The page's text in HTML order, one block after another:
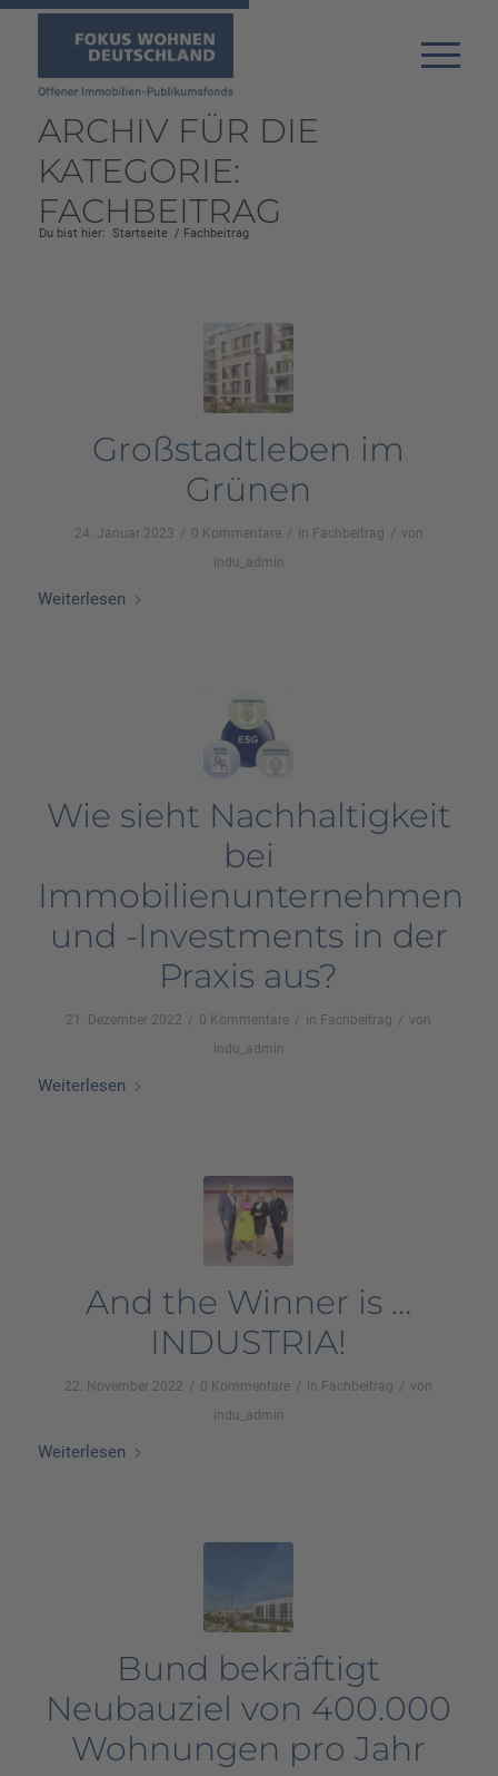
ARCHIV FÜR DIE
KATEGORIE:
FACHBEITRAG
Du bist hier: Startseite / Fachbeitrag
Großstadtleben im
Grünen
24. Januar 2023 / 0 Kommentare / in Fachbeitrag / von
indu_admin
Weiterlesen
Wie sieht Nachhaltigkeit
bei
Immobilienunternehmen
und -Investments in der
Praxis aus?
21. Dezember 2022 / 0 Kommentare / in Fachbeitrag / von
indu_admin
Weiterlesen
And the Winner is …
INDUSTRIA!
22. November 2022 / 0 Kommentare / in Fachbeitrag / von
indu_admin
Weiterlesen
Bund bekräftigt
Neubauziel von 400.000
Wohnungen pro Jahr